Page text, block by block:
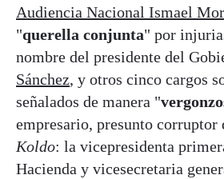
Audiencia Nacional Ismael
"querella conjunta" por
nombre del presidente del
Sánchez, y otros cinco cargos
señalados de manera "
empresario, presunto corruptor
Koldo: la vicepresidenta
Hacienda y vicesecretaria